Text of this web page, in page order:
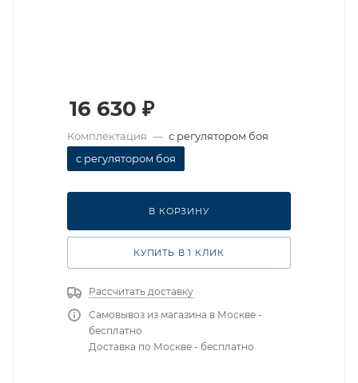
16 630 ₽
Комплектация — с регулятором боя
с регулятором боя
В КОРЗИНУ
КУПИТЬ В 1 КЛИК
Рассчитать доставку
Самовывоз из магазина в Москве -
бесплатно
Доставка по Москве - бесплатно